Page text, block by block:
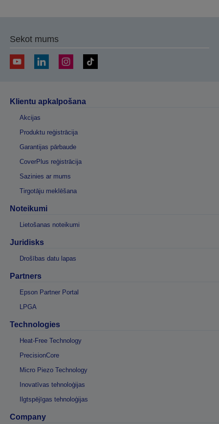
Sekot mums
Klientu apkalpošana
Akcijas
Produktu reģistrācija
Garantijas pārbaude
CoverPlus reģistrācija
Sazinies ar mums
Tirgotāju meklēšana
Noteikumi
Lietošanas noteikumi
Juridisks
Drošības datu lapas
Partners
Epson Partner Portal
LPGA
Technologies
Heat-Free Technology
PrecisionCore
Micro Piezo Technology
Inovatīvas tehnoloģijas
Ilgtspējīgas tehnoloģijas
Company